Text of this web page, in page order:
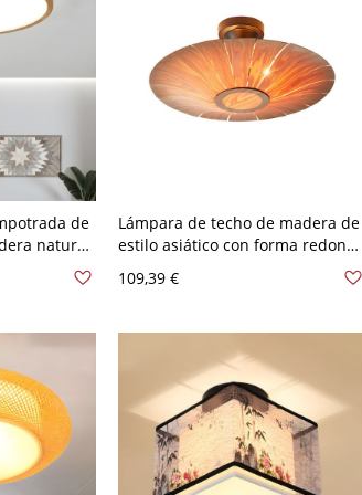
de
natural
V 30,48
Lámpara de techo de madera de
estilo asiático con forma redonda
y múltiples luces para dormitorio
- 110 A 120 V Madera oscura
109,39 €